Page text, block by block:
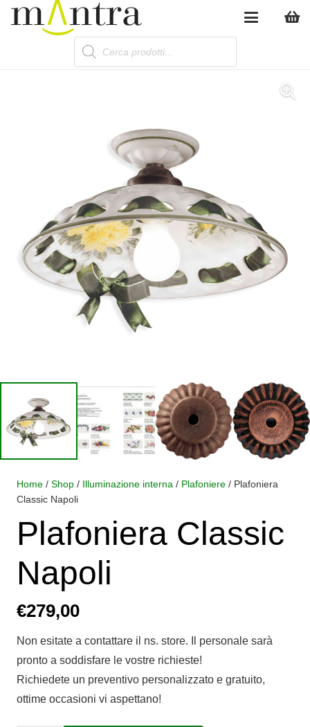
Products
search
Home / Shop / Illuminazione interna / Plafoniere / Plafoniera
Classic Napoli
Plafoniera Classic
Napoli
€279,00
Non esitate a contattare il ns. store. Il personale sarà
pronto a soddisfare le vostre richieste!
Richiedete un preventivo personalizzato e gratuito,
ottime occasioni vi aspettano!